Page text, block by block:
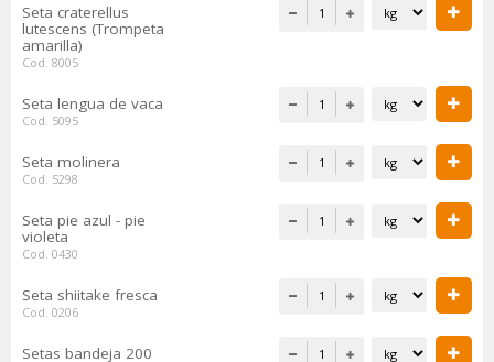
Seta craterellus
lutescens (Trompeta
amarilla)
Cod. 8005
Seta lengua de vaca
Cod. 5095
Seta molinera
Cod. 5298
Seta pie azul - pie
violeta
Cod. 0430
Seta shiitake fresca
Cod. 0206
Setas bandeja 200